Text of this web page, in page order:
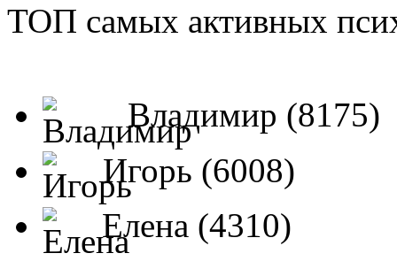
ТОП самых активных
Владимир (8175)
Игорь (6008)
Елена (4310)